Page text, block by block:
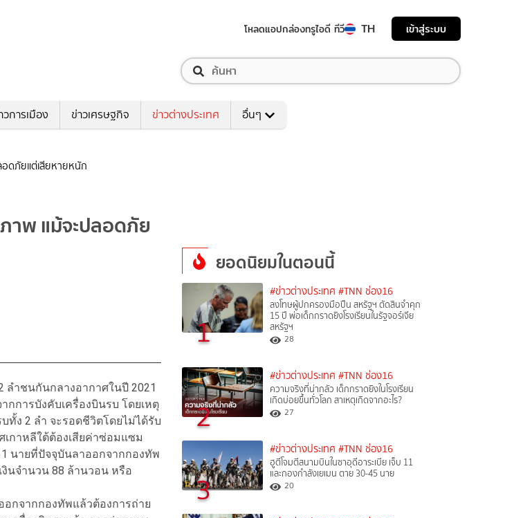
โหลดแอปกล่องทรูไอดี ทีวี TH เข้าสู่ระบบ
วการเมือง ข่าวเศรษฐกิจ ข่าวต่างประเทศ อื่นๆ
อดภัยแต่เสียหายหนัก
าพ แม้จะปลอดภัย
ลำชนกันกลางอากาศในปี 2021
กการบังคับเครื่องบินรบ โดยเหตุ
ทั้ง 2 ลำ จะรอดชีวิตโดยไม่ได้รับ
กาหลีใต้ต้องเสียค่าซ่อมแซม
นายที่ปัจจุบันลาออกจากกองทัพ
นจำนวน 88 ล้านวอน หรือ
กจากกองทัพแล้วต้องการถ่าย
ยอดนิยมในตอนนี้
1
#ข่าวต่างประเทศ #TNN ช่อง16
ลงโทษผู้ปกครองมือปืน สหรัฐฯ ตัดสินจำคุก
15 ปี พ่อเด็กกราดยิงโรงเรียนในรัฐจอร์เจีย
สหรัฐฯ
28
2
#ข่าวต่างประเทศ #TNN ช่อง16
ความจริงที่น่ากลัว เด็กกราดยิงในโรงเรียน
เกิดบ่อยขึ้นทั่วโลก สาเหตุเกิดจากอะไร?
27
3
#ข่าวต่างประเทศ #TNN ช่อง16
ฮูตีโจมตีสนามบินในซาอุดีอาระเบีย เจ็บ 11
และกองกำลังเยเมน ตาย 30-45 นาย
20